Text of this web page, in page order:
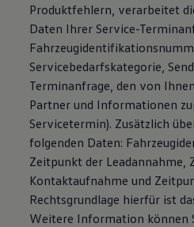
Produktfehlern, verarbeitet
Daten Ihrer Service-
Servicebedarfskategorie,
Terminanfrage, den von
Partner und Informationen
Servicetermin). Zusätzlich
folgenden Daten:
Zeitpunkt der Leadannahme,
Kontaktaufnahme und
Rechtsgrundlage hierfür ist
Weitere Information können